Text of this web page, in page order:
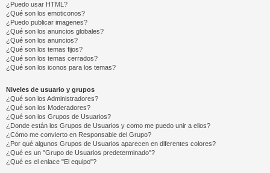
¿Puedo usar HTML?
¿Qué son los emoticonos?
¿Puedo publicar imagenes?
¿Qué son los anuncios globales?
¿Qué son los anuncios?
¿Qué son los temas fijos?
¿Qué son los temas cerrados?
¿Qué son los iconos para los temas?
Niveles de usuario y grupos
¿Qué son los Administradores?
¿Qué son los Moderadores?
¿Qué son los Grupos de Usuarios?
¿Donde están los Grupos de Usuarios y como me puedo unir a ellos?
¿Cómo me convierto en Responsable del Grupo?
¿Por qué algunos Grupos de Usuarios aparecen en diferentes colores?
¿Qué es un "Grupo de Usuarios predeterminado"?
¿Qué es el enlace "El equipo"?